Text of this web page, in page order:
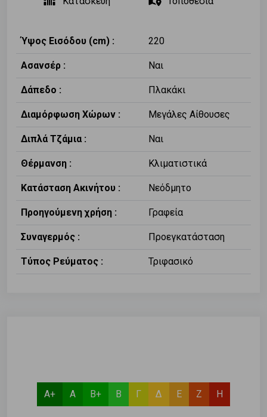
Ύψος Εισόδου (cm) : 220
Ασανσέρ : Ναι
Δάπεδο : Πλακάκι
Διαμόρφωση Χώρων : Μεγάλες Αίθουσες
Διπλά Τζάμια : Ναι
Θέρμανση : Κλιματιστικά
Κατάσταση Ακινήτου : Νεόδμητο
Προηγούμενη χρήση : Γραφεία
Συναγερμός : Προεγκατάσταση
Τύπος Ρεύματος : Τριφασικό
Α+ Α Β+ Β Γ Δ Ε Ζ Η